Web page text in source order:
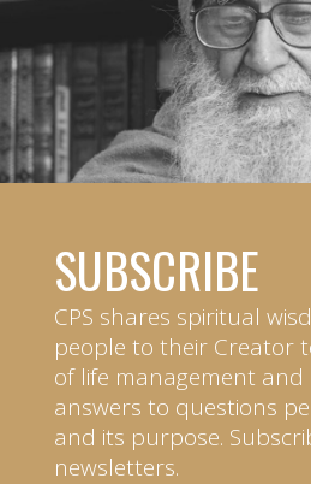
SUBSCRIBE
CPS shares spiritual
people to their Creator
of life management
answers to questions
and its purpose.
newsletters.